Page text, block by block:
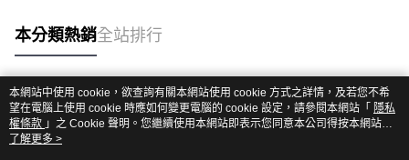
本分類熱銷全站排行
熱門標籤
本網站中使用 cookie，欲查詢有關本網站使用 cookie 方式之詳情，及若您不希
望在電腦上使用 cookie 時應如何變更電腦的 cookie 設定，請參閱本網站「 隱私
權條款 」之 Cookie 聲明。您繼續使用本網站即表示您同意本公司得按本網站使
用條款之 Cookie 聲明使用 cookie。
了解更多 >